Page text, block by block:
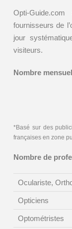
Opti-
fournisseurs de
jour
visiteurs.
Nombre
*Basé sur des
françaises en zone
Nombre de
Oculariste,
Opticiens
Optométristes